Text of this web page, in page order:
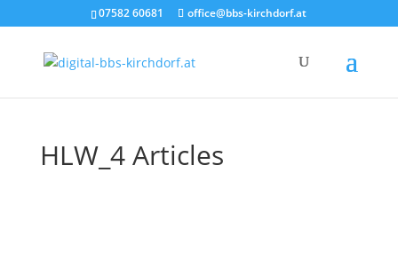
07582 60681 office@bbs-kirchdorf.at
HLW_4 Articles